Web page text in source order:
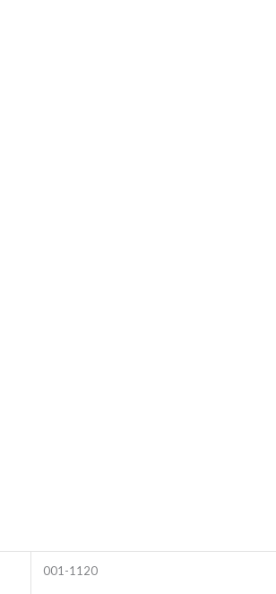
001-1120